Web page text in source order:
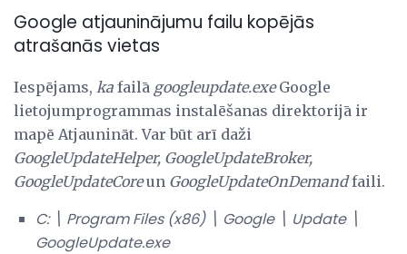
Google atjauninājumu failu kopējās
atrašanās vietas
Iespējams, ka failā googleupdate.exeGoogle
lietojumprogrammas instalēšanas direktorijā ir
mapē Atjaunināt. Var būt arī daži
GoogleUpdateHelper, GoogleUpdateBroker,
GoogleUpdateCoreun GoogleUpdateOnDemandfaili.
C: \ Program Files (x86) \ Google \ Update \
GoogleUpdate.exe